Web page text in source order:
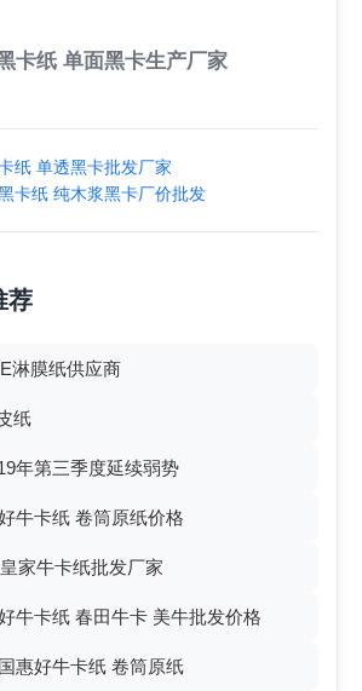
卡纸 单面黑卡生产厂家
纸 单透黑卡批发厂家
卡纸 纯木浆黑卡厂价批发
荐
淋膜纸供应商
纸
年第三季度延续弱势
牛卡纸 卷筒原纸价格
家牛卡纸批发厂家
牛卡纸 春田牛卡 美牛批发价格
惠好牛卡纸 卷筒原纸